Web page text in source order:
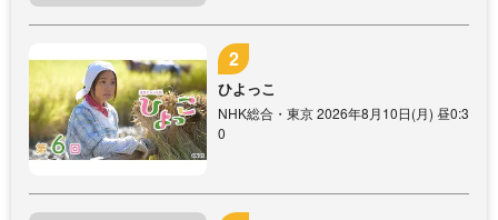
ひよっこ
NHK総合・東京 2026年8月10日(月) 昼0:3
0